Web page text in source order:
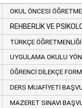
OKUL ÖNCESİ
REHBERLİK VE
TÜRKÇE
UYGULAMA OKULU
ÖĞRENCİ DİLEKÇE
DERS MUAFİYETİ
MAZERET SINAVI